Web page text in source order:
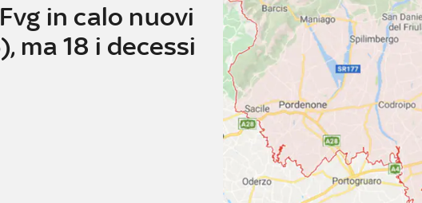
in calo nuovi
ma 18 i decessi